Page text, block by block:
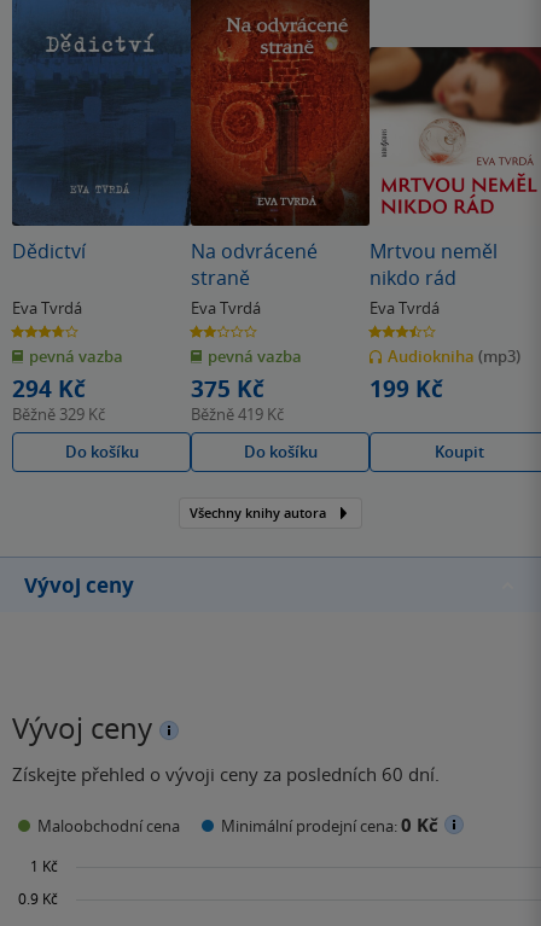
Dědictví
Eva Tvrdá
3.7
z
5
hvězdiček
pevná vazba
294 Kč
Běžně 329 Kč
Do košíku
Na odvrácené
straně
Eva Tvrdá
2.0
z
5
hvězdiček
pevná vazba
375 Kč
Běžně419 Kč
Do košíku
Mrtvou neměl
nikdo rád
Eva Tvrdá
3.5
z
5
hvězdiček
Audiokniha (mp3)
199 Kč
Koupit
Všechny knihy autora
Vývoj ceny
Vývoj ceny
Získejte přehled o vývoji ceny za posledních 60 dní.
Maloobchodní cena Minimální prodejní cena:0 Kč